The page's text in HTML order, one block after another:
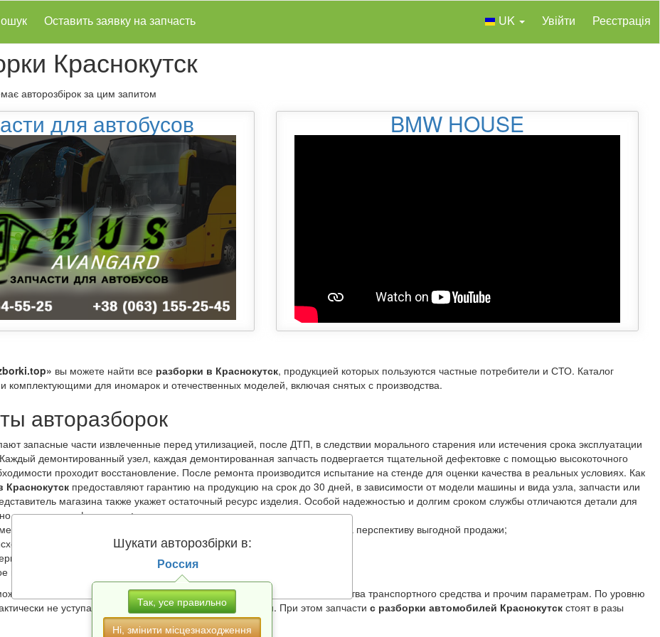
Оставить заявку на запчасть UK Увійти Реєстрація
Шукати авторозбірки в:
Россия
Так, усе правильно
Ні, змінити місцезнаходження
Краснокутск
авторозбірок за цим запитом
для автобусов BMW HOUSE
вы можете найти все разборки в Краснокутск, продукцией которых пользуются частные потребители и СТО. Каталог
комплектующими для иномарок и отечественных моделей, включая снятых с производства.
авторазборок
запасные части извлеченные перед утилизацией, после ДТП, в следствии морального старения или истечения срока эксплуатации
демонтированный узел, каждая демонтированная запчасть подвергается тщательной дефектовке с помощью высокоточного
проходит восстановление. После ремонта производится испытание на стенде для оценки качества в реальных условиях. Как
Краснокутск предоставляют гарантию на продукцию на срок до 30 дней, в зависимости от модели машины и вида узла, запчасти или
магазина также укажет остаточный ресурс изделия. Особой надежностью и долгим сроком службы отличаются детали для
следующими факторами:
машины, поэтому бережно обращаются с «железными конями» на перспективу выгодной продажи;
на высококачественных дорогах Европы, Азии и Америки;
топливом;
и своевременное техобслуживание.
выбрать запасные части по модели, году выпуска, стране производства транспортного средства и прочим параметрам. По уровню
не уступают привычным для нас автомагазинам. При этом запчасти с разборки автомобилей Краснокутск стоят в разы